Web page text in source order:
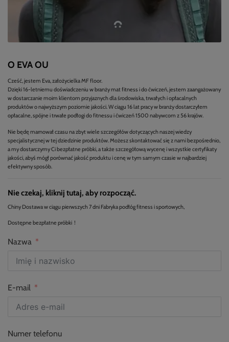
O EVA OU
Cześć, jestem Eva, założycielka MF floor.
Dzięki 16-letniemu doświadczeniu w branży mat fitness i do ćwiczeń, jestem zaangażowany
w dostarczanie moim klientom przyjaznych dla środowiska, trwałych i opłacalnych
produktów o najwyższym poziomie jakości. W ciągu 16 lat pracy w branży dostarczyłem
opłacalne, spójne i trwałe podłogi do fitnessu i ćwiczeń 1500 nabywcom z 56 krajów.
Nie będę marnował czasu na zbyt wiele szczegółów dotyczących naszej wiedzy
specjalistycznej w tej dziedzinie produktów. Możesz skontaktować się z nami bezpośrednio,
a my dostarczymy Ci bezpłatne próbki, a także szczegółową wycenę i wszystkie certyfikaty
jakości, abyś mógł porównać jakość produktu i cenę w tym samym czasie w najbardziej
efektywny sposób.
Nie czekaj, kliknij tutaj, aby rozpocząć.
Chiny Dostawa w ciągu pierwszych 7 dni Fabryka podłóg fitness i sportowych,
Dostępne bezpłatne próbki！
Nazwa
E-mail
Numer telefonu